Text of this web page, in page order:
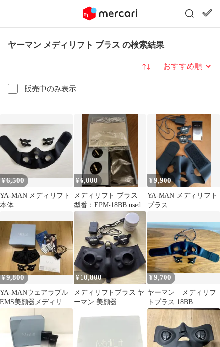
ヤーマン メディリフト プラス の検索結果
販売中のみ表示
並び替え
¥6,500
YA-MAN メディリフト
本体
¥6,000
メディリフト プラス
型番：EPM-18BB used
¥9,900
YA-MAN メディリフト
プラス
¥9,800
YA-MANウェアラブル
EMS美顔器メディリフ
入OK
¥ 10,800
メディリフトプラス ヤ
ーマン 美顔器
¥9,700
ヤーマン メディリフ
トプラス 18BB